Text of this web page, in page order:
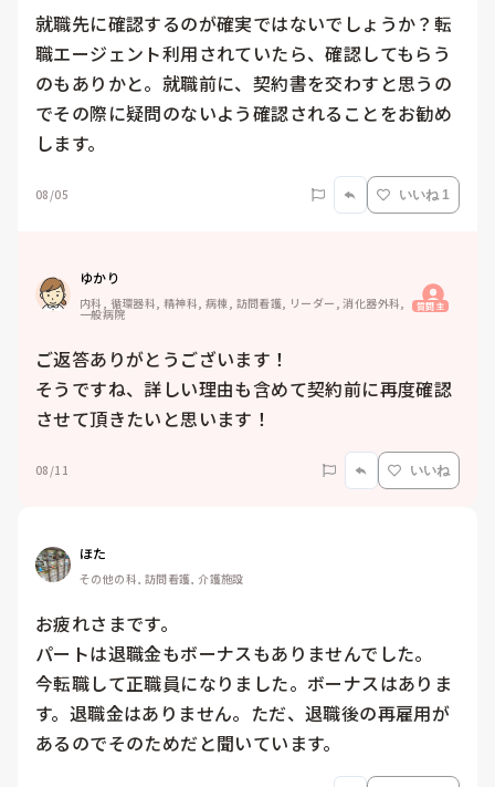
就職先に確認するのが確実ではないでしょうか？転
職エージェント利用されていたら、確認してもらう
のもありかと。就職前に、契約書を交わすと思うの
でその際に疑問のないよう確認されることをお勧め
します。
08/05 いいね 1
ゆかり
内科, 循環器科, 精神科, 病棟, 訪問看護, リーダー, 消化器外科,
一般病院 質問主
ご返答ありがとうございます！
そうですね、詳しい理由も含めて契約前に再度確認
させて頂きたいと思います！
08/11 いいね
ほた
その他の科, 訪問看護, 介護施設
お疲れさまです。
パートは退職金もボーナスもありませんでした。
今転職して正職員になりました。ボーナスはありま
す。退職金はありません。ただ、退職後の再雇用が
あるのでそのためだと聞いています。